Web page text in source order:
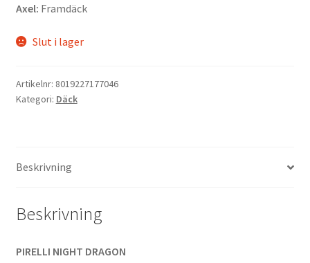
Axel: Framdäck
Slut i lager
Artikelnr: 8019227177046
Kategori: Däck
Beskrivning
Beskrivning
PIRELLI NIGHT DRAGON